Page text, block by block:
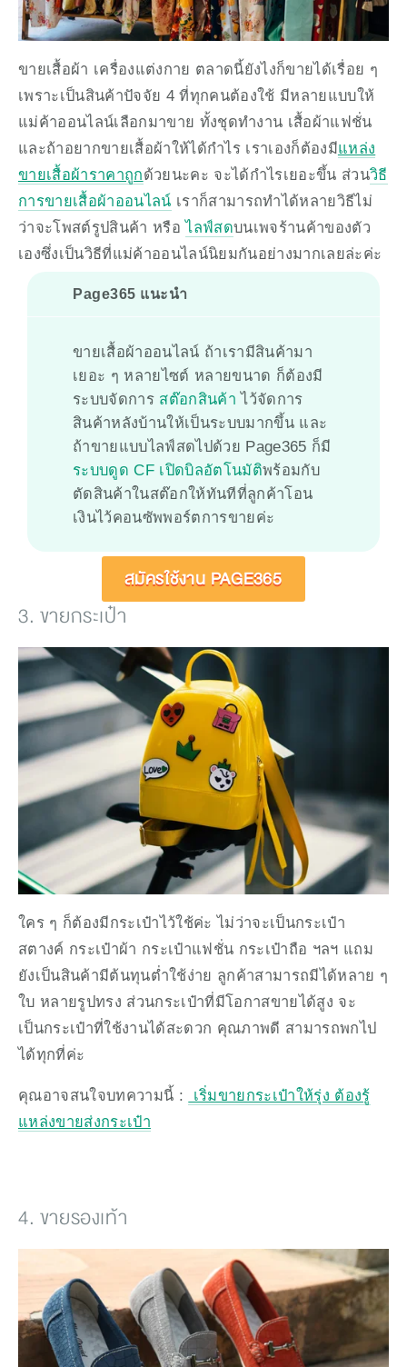
ขายเสื้อผ้า เครื่องแต่งกาย ตลาดนี้ยังไงก็ขายได้เรื่อย ๆ
เพราะเป็นสินค้าปัจจัย 4 ที่ทุกคนต้องใช้ มีหลายแบบให้
แม่ค้าออนไลน์เลือกมาขาย ทั้งชุดทำงาน เสื้อผ้าแฟชั่น
และถ้าอยากขายเสื้อผ้าให้ได้กำไร เราเองก็ต้องมีแหล่ง
ขายเสื้อผ้าราคาถูกด้วยนะคะ จะได้กำไรเยอะขึ้น ส่วนวิธี
การขายเสื้อผ้าออนไลน์ เราก็สามารถทำได้หลายวิธีไม่
ว่าจะโพสต์รูปสินค้า หรือ ไลฟ์สดบนเพจร้านค้าของตัว
เองซึ่งเป็นวิธีที่แม่ค้าออนไลน์นิยมกันอย่างมากเลยล่ะค่ะ
Page365 แนะนำ
ขายเสื้อผ้าออนไลน์ ถ้าเรามีสินค้ามา
เยอะ ๆ หลายไซต์ หลายขนาด ก็ต้องมี
ระบบจัดการ สต๊อกสินค้า ไว้จัดการ
สินค้าหลังบ้านให้เป็นระบบมากขึ้น และ
ถ้าขายแบบไลฟ์สดไปด้วย Page365 ก็มี
ระบบดูด CF เปิดบิลอัตโนมัติพร้อมกับ
ตัดสินค้าในสต๊อกให้ทันทีที่ลูกค้าโอน
เงินไว้คอนซัพพอร์ตการขายค่ะ
สมัครใช้งาน PAGE365
3. ขายกระเป๋า
ใคร ๆ ก็ต้องมีกระเป๋าไว้ใช้ค่ะ ไม่ว่าจะเป็นกระเป๋า
สตางค์ กระเป๋าผ้า กระเป๋าแฟชั่น กระเป๋าถือ ฯลฯ แถม
ยังเป็นสินค้ามีต้นทุนต่ำใช้ง่าย ลูกค้าสามารถมีได้หลาย ๆ
ใบ หลายรูปทรง ส่วนกระเป๋าที่มีโอกาสขายได้สูง จะ
เป็นกระเป๋าที่ใช้งานได้สะดวก คุณภาพดี สามารถพกไป
ได้ทุกที่ค่ะ
คุณอาจสนใจบทความนี้ :
เริ่มขายกระเป๋าให้รุ่ง ต้องรู้
แหล่งขายส่งกระเป๋า
4. ขายรองเท้า